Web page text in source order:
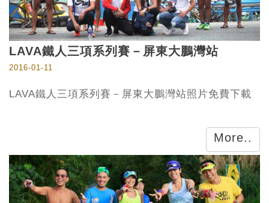
LAVA鐵人三項系列賽－屏東大鵬灣站
2016-01-11
LAVA鐵人三項系列賽－屏東大鵬灣站照片免費下載
More..